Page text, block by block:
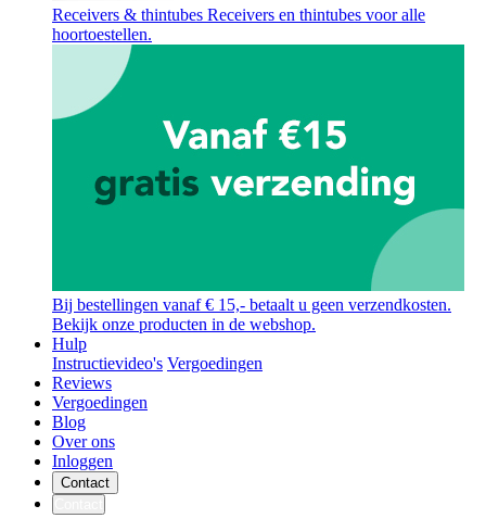
Receivers & thintubes Receivers en thintubes voor alle
hoortoestellen.
Bij bestellingen vanaf € 15,- betaalt u geen verzendkosten.
Bekijk onze producten in de webshop.
Hulp
Instructievideo's Vergoedingen
Reviews
Vergoedingen
Blog
Over ons
Inloggen
Contact